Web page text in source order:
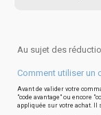
Au sujet des
Comment utiliser un
Avant de valider votre
"code avantage" ou encore
appliquée sur votre achat. Il